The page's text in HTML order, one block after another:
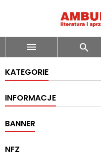
 
KATEGORIE
INFORMACJE
BANNER
NFZ